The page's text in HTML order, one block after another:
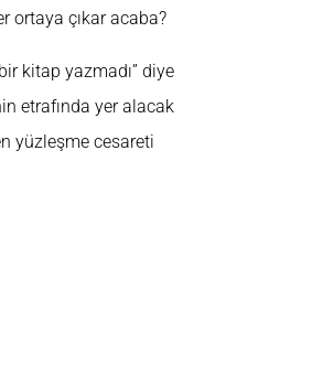
ortaya çıkar acaba?
kitap yazmadı” diye
etrafında yer alacak
yüzleşme cesareti